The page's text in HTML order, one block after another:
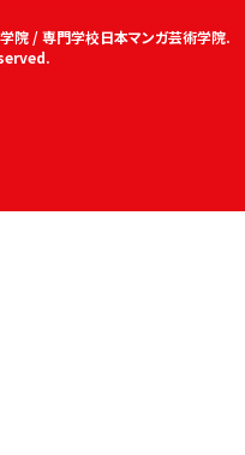
/ 専門学校日本マンガ芸術学院.